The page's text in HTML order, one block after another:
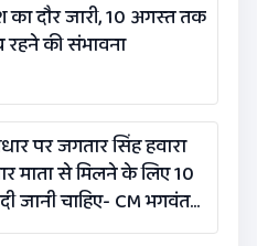
का दौर जारी, 10 अगस्त तक
रहने की संभावना
पर जगतार सिंह हवारा
माता से मिलने के लिए 10
जानी चाहिए- CM भगवंत